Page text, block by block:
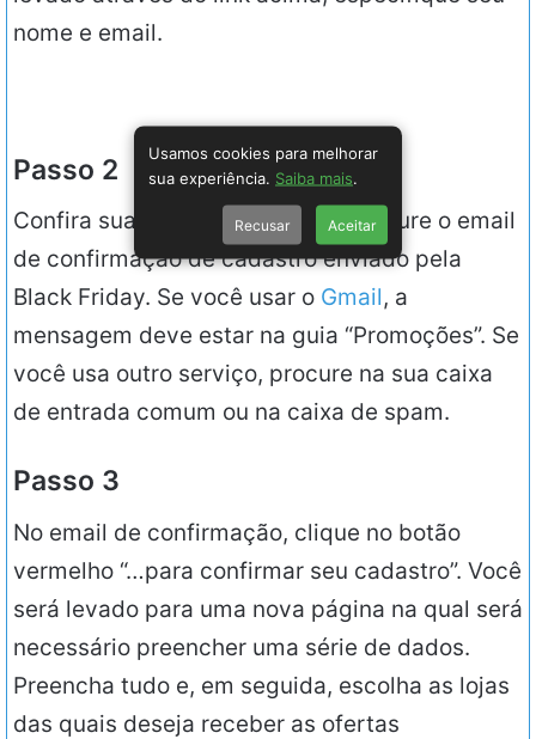
nome e email.
Passo 2
Confira sua caixa de entrada e procure o email
de confirmação de cadastro enviado pela
Black Friday. Se você usar o Gmail, a
mensagem deve estar na guia “Promoções”. Se
você usa outro serviço, procure na sua caixa
de entrada comum ou na caixa de spam.
Passo 3
No email de confirmação, clique no botão
vermelho “…para confirmar seu cadastro”. Você
será levado para uma nova página na qual será
necessário preencher uma série de dados.
Preencha tudo e, em seguida, escolha as lojas
das quais deseja receber as ofertas
Usamos cookies para melhorar
sua experiência. Saiba mais.
Recusar Aceitar